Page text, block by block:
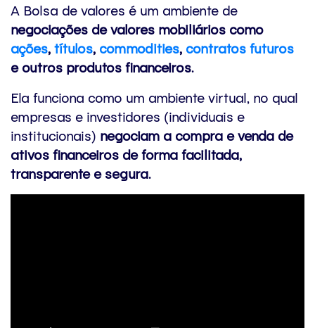
A Bolsa de valores é um ambiente de
negociações de valores mobiliários como
ações, títulos, commodities, contratos futuros
e outros produtos financeiros.
Ela funciona como um ambiente virtual, no qual
empresas e investidores (individuais e
institucionais) negociam a compra e venda de
ativos financeiros de forma facilitada,
transparente e segura.